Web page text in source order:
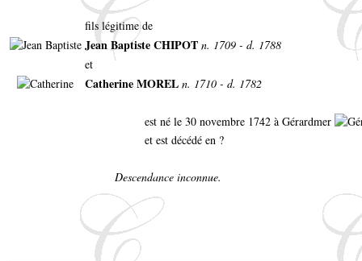
fils légitime de
Jean Baptiste CHIPOT n. 1709 - d. 1788
et
Catherine MOREL n. 1710 - d. 1782
est né le 30 novembre 1742 à Gérardmer
et est décédé en ?
Descendance inconnue.